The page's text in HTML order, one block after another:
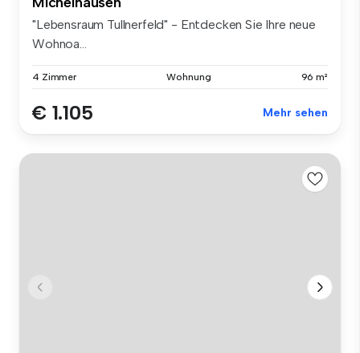
"Lebensraum Tullnerfeld" - Entdecken Sie Ihre neue
Wohnoa...
4 Zimmer Wohnung 96 m²
€ 1.105 Mehr sehen